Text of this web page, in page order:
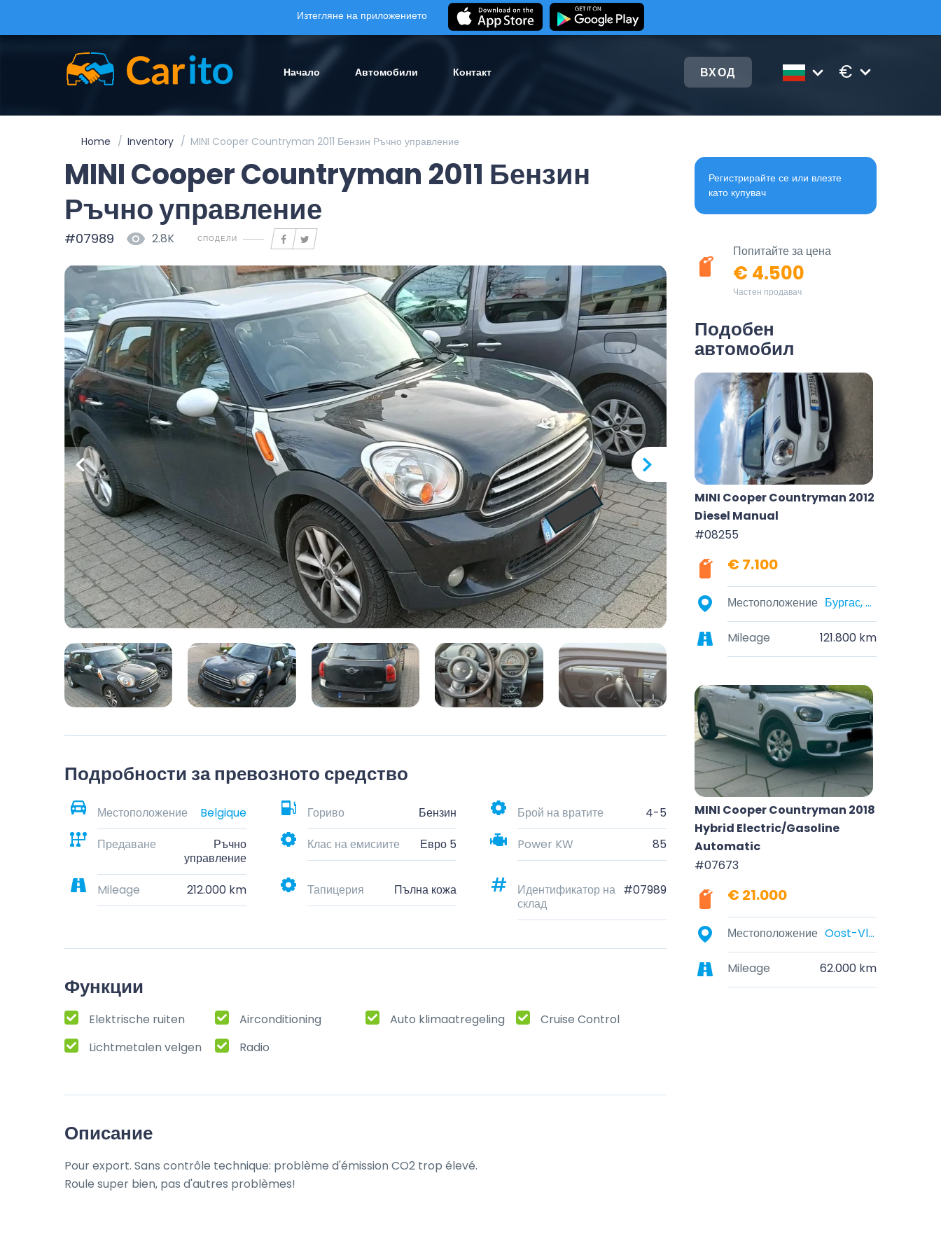
Изтегляне на приложението
Начало Автомобили Контакт ВХОД €
Home Inventory MINI Cooper Countryman 2011 Бензин Ръчно управление
MINI Cooper Countryman 2011 Бензин
Ръчно управление
#07989 2.8K СПОДЕЛИ
Подробности за превозното средство
Местоположение Belgique Гориво Бензин Брой на вратите
4-5
Предаване
Ръчно
управление
Клас на емисиите Евро 5 Power KW 85
Mileage 212.000 km Тапицерия Пълна кожа
Идентификатор на
склад
#07989
Функции
Elektrische ruiten Airconditioning Auto klimaatregeling
Cruise Control
Lichtmetalen velgen
Radio
Описание
Pour export. Sans contrôle technique: problème d'émission CO2 trop élevé.
Roule super bien, pas d'autres problèmes!
Регистрирайте се или влезте
като купувач
Попитайте за цена
€ 4.500
Частен продавач
Подобен
автомобил
MINI Cooper Countryman 2012
Diesel Manual
#08255
€ 7.100
Местоположение Бургас, Бургас, България
Mileage 121.800 km
MINI Cooper Countryman 2018
Hybrid Electric/Gasoline
Automatic
#07673
€ 21.000
Местоположение Oost-Vlaanderen, België
Mileage 62.000 km